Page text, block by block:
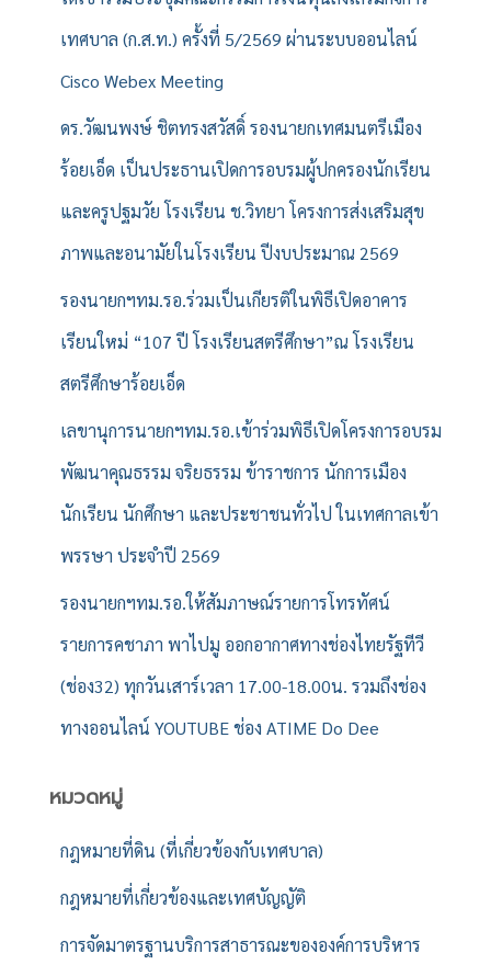
เทศบาล (ก.ส.ท.) ครั้งที่ 5/2569 ผ่านระบบออนไลน์
Cisco Webex Meeting
ดร.วัฒนพงษ์ ชิตทรงสวัสดิ์ รองนายกเทศมนตรีเมือง
ร้อยเอ็ด เป็นประธานเปิดการอบรมผู้ปกครองนักเรียน
และครูปฐมวัย โรงเรียน ช.วิทยา โครงการส่งเสริมสุข
ภาพและอนามัยในโรงเรียน ปีงบประมาณ 2569
รองนายกฯทม.รอ.ร่วมเป็นเกียรติในพิธีเปิดอาคาร
เรียนใหม่ “107 ปี โรงเรียนสตรีศึกษา”ณ โรงเรียน
สตรีศึกษาร้อยเอ็ด
เลขานุการนายกฯทม.รอ.เข้าร่วมพิธีเปิดโครงการอบรม
พัฒนาคุณธรรม จริยธรรม ข้าราชการ นักการเมือง
นักเรียน นักศึกษา และประชาชนทั่วไป ในเทศกาลเข้า
พรรษา ประจำปี 2569
รองนายกฯทม.รอ.ให้สัมภาษณ์รายการโทรทัศน์
รายการคชาภา พาไปมู ออกอากาศทางช่องไทยรัฐทีวี
(ช่อง32) ทุกวันเสาร์เวลา 17.00-18.00น. รวมถึงช่อง
ทางออนไลน์ YOUTUBE ช่อง ATIME Do Dee
หมวดหมู่
กฎหมายที่ดิน (ที่เกี่ยวข้องกับเทศบาล)
กฎหมายที่เกี่ยวข้องและเทศบัญญัติ
การจัดมาตรฐานบริการสาธารณะขององค์การบริหาร